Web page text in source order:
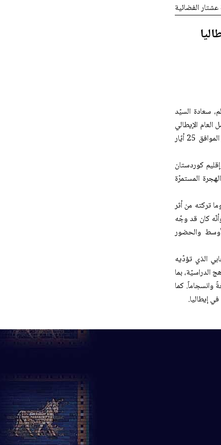
عشتار الفضائية
سعادة السيّد
الإيطالي
في أربيل، وعدد من أعضاء البعثة الدبلوماسيّة الإيطاليّة، وذلك في مقرّ البطريركيّة يوم الاثنين الموافق 25 أيّار
كوردستان
المستمرّة
الزيارة التاريخيّة التي قام بها البابا الراحل فرنسيس إلى العراق سنة 2021، وما تركته من أثر
وأنّه كان قد وجّه
والحضور
الذي تؤدّيه
الدراسيّة، بما
وانسجاماً. كما
إيطاليا.